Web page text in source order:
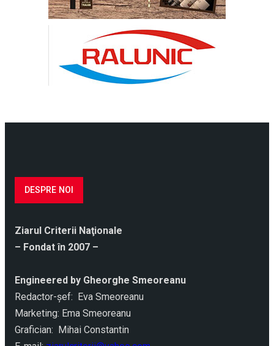
DESPRE NOI
Ziarul Criterii Naţionale
– Fondat în 2007 –
Engineered by Gheorghe Smeoreanu
Redactor-şef: Eva Smeoreanu
Marketing: Ema Smeoreanu
Grafician: Mihai Constantin